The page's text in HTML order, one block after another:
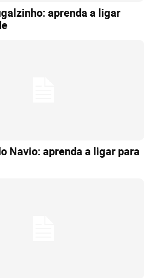
aprenda a ligar
Navio: aprenda a ligar para